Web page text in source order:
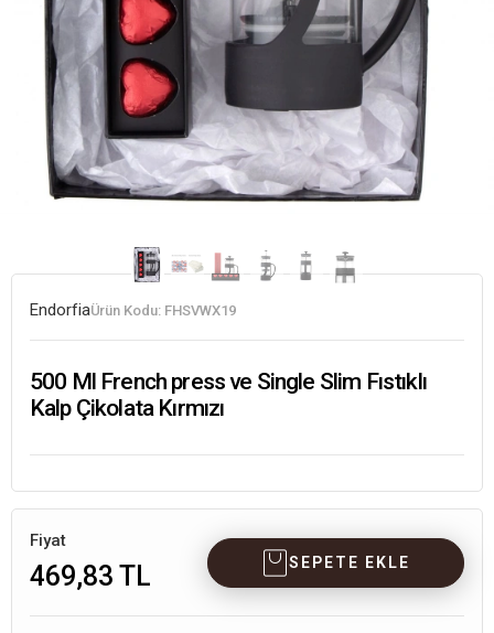
EndorfiaÜrün Kodu: FHSVWX19
500 Ml French press ve Single Slim Fıstıklı
Kalp Çikolata Kırmızı
Fiyat
469,83 TL SEPETE EKLE